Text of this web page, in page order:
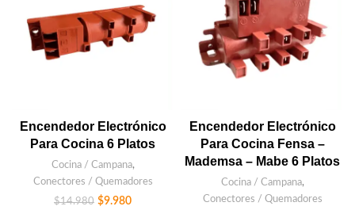
Encendedor Electrónico
Para Cocina 6 Platos
Cocina / Campana,
Conectores / Quemadores
$14.980 $9.980
Encendedor Electrónico
Para Cocina Fensa –
Mademsa – Mabe 6 Platos
Cocina / Campana,
Conectores / Quemadores